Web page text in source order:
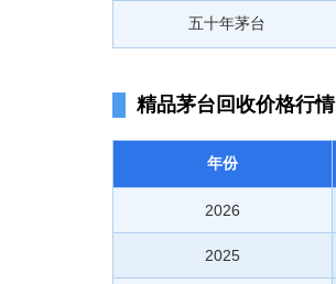
五十年茅台
精品茅台回收价格行情
年份
2026
2025